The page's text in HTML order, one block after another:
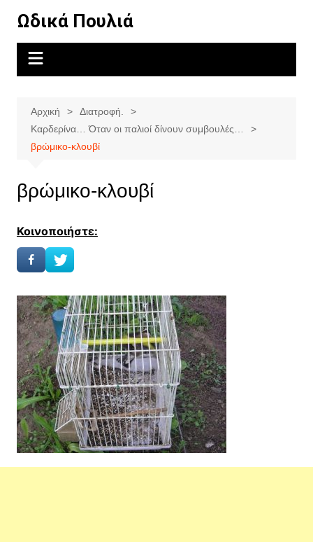
περιεχόμενο
Ωδικά Πουλιά
Αρχική
Διατροφή.
Καρδερίνα… Όταν οι παλιοί δίνουν συμβουλές…
βρώμικο-κλουβί
βρώμικο-κλουβί
Κοινοποιήστε: